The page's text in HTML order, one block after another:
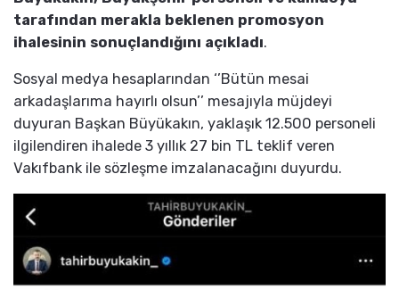
tarafından merakla beklenen promosyon
ihalesinin sonuçlandığını açıkladı.
Sosyal medya hesaplarından ‘’Bütün mesai
arkadaşlarıma hayırlı olsun’’ mesajıyla müjdeyi
duyuran Başkan Büyükakın, yaklaşık 12.500 personeli
ilgilendiren ihalede 3 yıllık 27 bin TL teklif veren
Vakıfbank ile sözleşme imzalanacağını duyurdu.